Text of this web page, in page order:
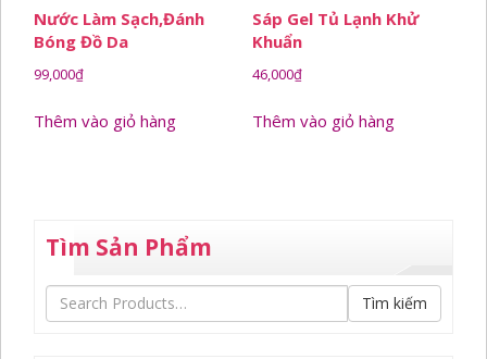
Nước Làm Sạch,đánh
Bóng Đồ Da
99,000₫
Thêm vào giỏ hàng
Sáp Gel Tủ Lạnh Khử
Khuẩn
46,000₫
Thêm vào giỏ hàng
Tìm Sản Phẩm
Tìm kiếm